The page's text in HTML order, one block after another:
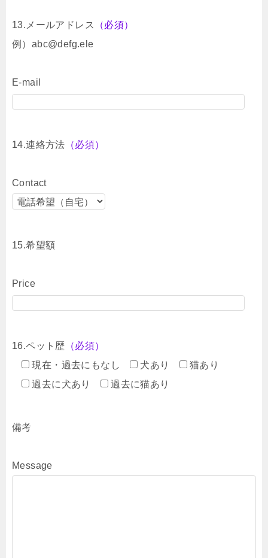
13.メールアドレス
（必須）
例）abc@defg.ele
E-mail
14.連絡方法 （必須）
Contact
15.希望額
Price
16.ペット歴 （必須）
現在・過去にもなし
犬あり
猫あり
過去に犬あり
過去に猫あり
備考
Message